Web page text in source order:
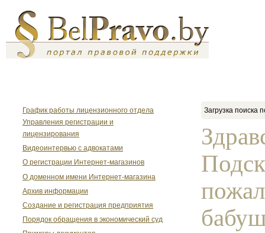
График работы лицензионного отдела
Управления регистрации и
лицензирования
Видеоинтервью с адвокатами
О регистрации Интернет-магазинов
О доменном имени Интернет-магазина
Архив информации
Создание и регистрация предприятия
Порядок обращения в экономический суд
Загрузка поиска